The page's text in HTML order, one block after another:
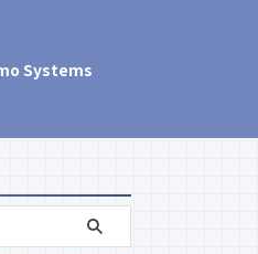
Systems